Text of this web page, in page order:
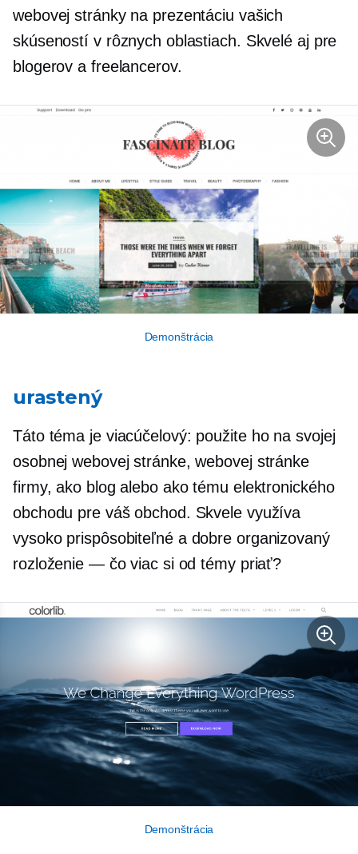
webovej stránky na prezentáciu vašich
skúseností v rôznych oblastiach. Skvelé aj pre
blogerov a freelancerov.
Demonštrácia
urastený
Táto téma je viacúčelový: použite ho na svojej
osobnej webovej stránke, webovej stránke
firmy, ako blog alebo ako tému elektronického
obchodu pre váš obchod. Skvele využíva
vysoko prispôsobiteľné a dobre organizovaný
rozloženie — čo viac si od témy priať?
Demonštrácia